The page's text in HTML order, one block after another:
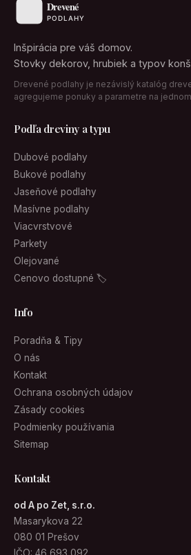
Inšpirácia pre váš domov.
Stovky dekorov, hrubiek a typov
Drevené podlahy je nezávislý katalóg
agregujeme ponuky a parametre na
Podľa dreviny a typu
Dubové podlahy
Bukové podlahy
Jaseňové podlahy
Masívne podlahy
Viacvrstvové
Parkety
Olejované
Cenovo dostupné 🏷
Info
Poradňa & Tipy
O nás
Kontakt
Ochrana osobných údajov
Zásady cookies
Podmienky používania
Sitemap
Kontakt
od A po Zet, s.r.o.
Masarykova 22
080 01 Prešov